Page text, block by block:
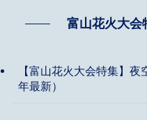
富山花火大会
【富山花火大会特集】
年最新）